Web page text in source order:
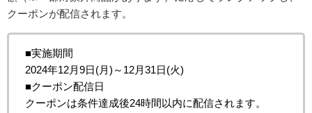
クーポンが配信されます。
■実施期間
2024年12月9日(月)～12月31日(火)
■クーポン配信日
クーポンは条件達成後24時間以内に配信されます。